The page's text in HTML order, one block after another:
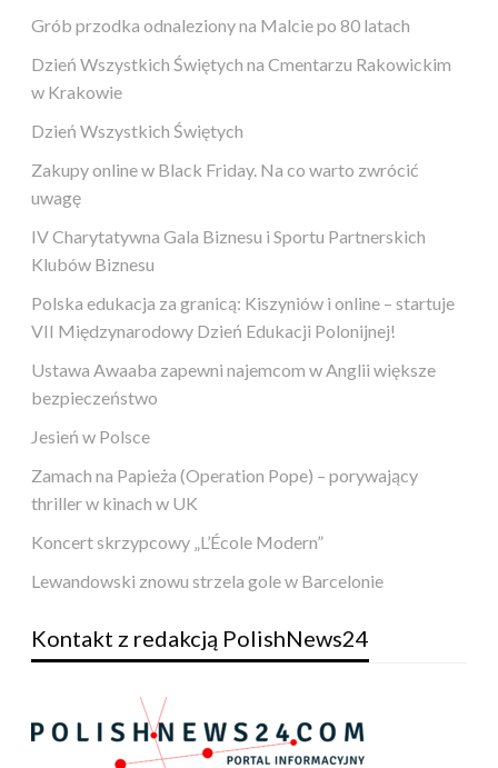
Grób przodka odnaleziony na Malcie po 80 latach
Dzień Wszystkich Świętych na Cmentarzu Rakowickim
w Krakowie
Dzień Wszystkich Świętych
Zakupy online w Black Friday. Na co warto zwrócić
uwagę
IV Charytatywna Gala Biznesu i Sportu Partnerskich
Klubów Biznesu
Polska edukacja za granicą: Kiszyniów i online – startuje
VII Międzynarodowy Dzień Edukacji Polonijnej!
Ustawa Awaaba zapewni najemcom w Anglii większe
bezpieczeństwo
Jesień w Polsce
Zamach na Papieża (Operation Pope) – porywający
thriller w kinach w UK
Koncert skrzypcowy „L’École Modern”
Lewandowski znowu strzela gole w Barcelonie
Kontakt z redakcją PolishNews24